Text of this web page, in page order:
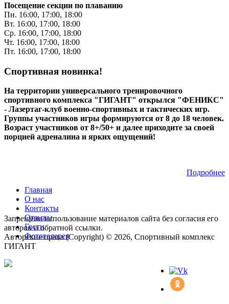
Посещение секции по плаванию
Пн. 16:00, 17:00, 18:00
Вт. 16:00, 17:00, 18:00
Ср. 16:00, 17:00, 18:00
Чт. 16:00, 17:00, 18:00
Пт. 16:00, 17:00, 18:00
Спортивная новинка!
На территории универсального тренировочного
спортивного комплекса "ГИГАНТ" открылся "ФЕНИКС"
- Лазертаг-клуб военно-спортивных и тактических игр.
Группы участников игры формируются от 8 до 18 человек.
Возраст участников от 8+/50+ и далее приходите за своей
порцией адреналина и ярких ощущений!
Подробнее
Главная
О нас
Контакты
Отзывы
Гости
Фотогалерея
Запрещено использование материалов сайта без согласия его
авторов и обратной ссылки.
Авторские права (Copyright) © 2026, Спортивный комплекс
ГИГАНТ